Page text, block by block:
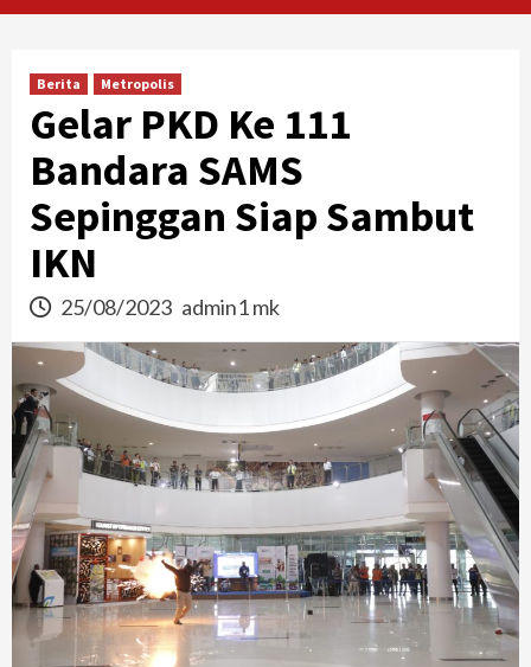
Berita Metropolis
Gelar PKD Ke 111
Bandara SAMS
Sepinggan Siap Sambut
IKN
25/08/2023 admin1 mk